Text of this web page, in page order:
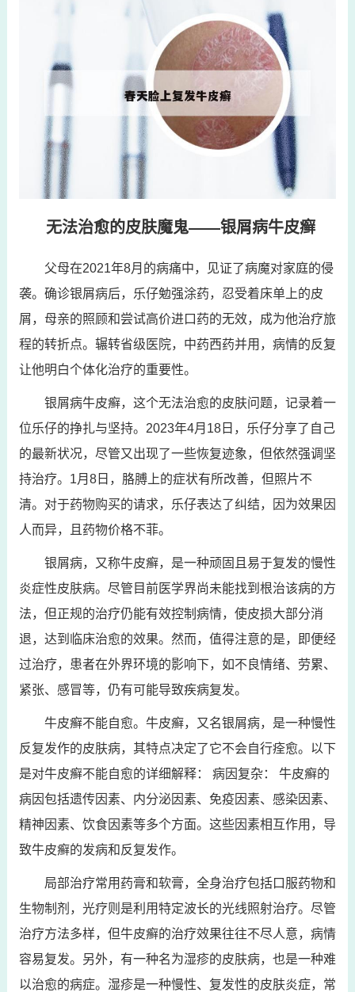
无法治愈的皮肤魔鬼——银屑病牛皮癣
父母在2021年8月的病痛中，见证了病魔对家庭的侵
袭。确诊银屑病后，乐仔勉强涂药，忍受着床单上的皮
屑，母亲的照顾和尝试高价进口药的无效，成为他治疗旅
程的转折点。辗转省级医院，中药西药并用，病情的反复
让他明白个体化治疗的重要性。
银屑病牛皮癣，这个无法治愈的皮肤问题，记录着一
位乐仔的挣扎与坚持。2023年4月18日，乐仔分享了自己
的最新状况，尽管又出现了一些恢复迹象，但依然强调坚
持治疗。1月8日，胳膊上的症状有所改善，但照片不
清。对于药物购买的请求，乐仔表达了纠结，因为效果因
人而异，且药物价格不菲。
银屑病，又称牛皮癣，是一种顽固且易于复发的慢性
炎症性皮肤病。尽管目前医学界尚未能找到根治该病的方
法，但正规的治疗仍能有效控制病情，使皮损大部分消
退，达到临床治愈的效果。然而，值得注意的是，即便经
过治疗，患者在外界环境的影响下，如不良情绪、劳累、
紧张、感冒等，仍有可能导致疾病复发。
牛皮癣不能自愈。牛皮癣，又名银屑病，是一种慢性
反复发作的皮肤病，其特点决定了它不会自行痊愈。以下
是对牛皮癣不能自愈的详细解释： 病因复杂： 牛皮癣的
病因包括遗传因素、内分泌因素、免疫因素、感染因素、
精神因素、饮食因素等多个方面。这些因素相互作用，导
致牛皮癣的发病和反复发作。
局部治疗常用药膏和软膏，全身治疗包括口服药物和
生物制剂，光疗则是利用特定波长的光线照射治疗。尽管
治疗方法多样，但牛皮癣的治疗效果往往不尽人意，病情
容易复发。另外，有一种名为湿疹的皮肤病，也是一种难
以治愈的病症。湿疹是一种慢性、复发性的皮肤炎症，常